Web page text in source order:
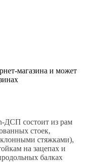
магазина и может
ДСП состоит из рам
стоек,
стяжками),
на зацепах и
балках